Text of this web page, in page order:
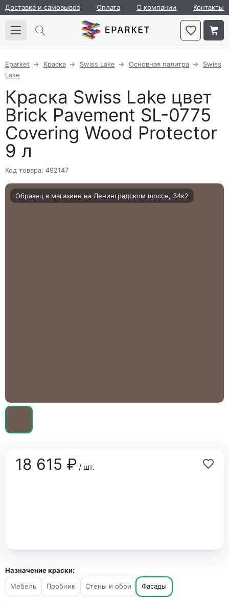
Доставка и самовывоз Оплата О компании Контакты
Eparket Краска Swiss Lake Основная палитра
Swiss
Lake
Краска Swiss Lake цвет
Brick Pavement SL-0775
Covering Wood Protector
9 л
Код товара: 492147
Образец в магазине на Ленинградском шоссе, 34к2
18 615 ₽/ шт.
Назначение краски:
Мебель
Пробник Стены и обои Фасады